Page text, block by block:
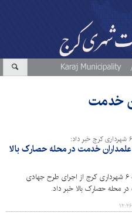
خدمت
خدمت در محله حصارک بالا
سرپرست منطقه ۶ شهرداری کرج از اجرای طرح جهادی
محله حصارک بالا خبر داد.